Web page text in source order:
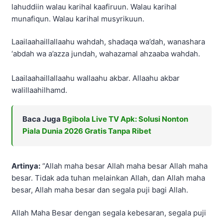
lahuddiin walau karihal kaafiruun. Walau karihal
munafiqun. Walau karihal musyrikuun.
Laailaahaillallaahu wahdah, shadaqa wa’dah, wanashara
‘abdah wa a’azza jundah, wahazamal ahzaaba wahdah.
Laailaahaillallaahu wallaahu akbar. Allaahu akbar
walillaahilhamd.
Baca Juga Bgibola Live TV Apk: Solusi Nonton
Piala Dunia 2026 Gratis Tanpa Ribet
Artinya: “Allah maha besar Allah maha besar Allah maha
besar. Tidak ada tuhan melainkan Allah, dan Allah maha
besar, Allah maha besar dan segala puji bagi Allah.
Allah Maha Besar dengan segala kebesaran, segala puji